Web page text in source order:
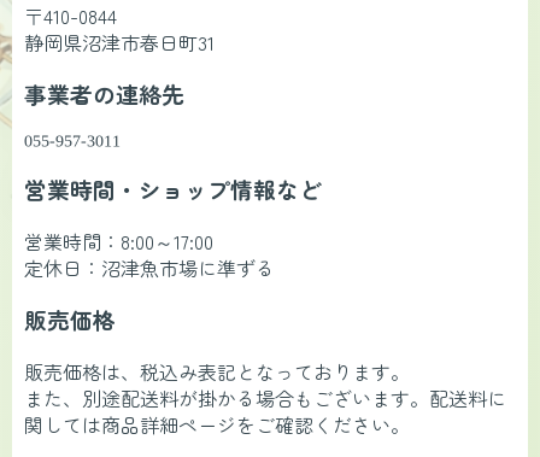
〒410-0844
静岡県沼津市春日町31
事業者の連絡先
営業時間・ショップ情報など
営業時間：8:00～17:00
定休日：沼津魚市場に準ずる
販売価格
販売価格は、税込み表記となっております。
また、別途配送料が掛かる場合もございます。配送料に
関しては商品詳細ページをご確認ください。